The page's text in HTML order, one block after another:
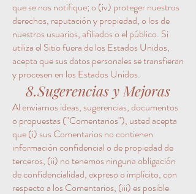
que se nos notifique; o (iv) proteger nuestros
derechos, reputación y propiedad, o los de
nuestros usuarios, afiliados o el público. Si
utiliza el Sitio fuera de los Estados Unidos,
acepta que sus datos personales se transfieran
y procesen en los Estados Unidos.
8.Sugerencias y Mejoras
Al enviarnos ideas, sugerencias, documentos
o propuestas ("Comentarios"), usted acepta
que (i) sus Comentarios no contienen
información confidencial o de propiedad de
terceros, (ii) no tenemos ninguna obligación
de confidencialidad, expreso o implícito, con
respecto a los Comentarios, (iii) es posible